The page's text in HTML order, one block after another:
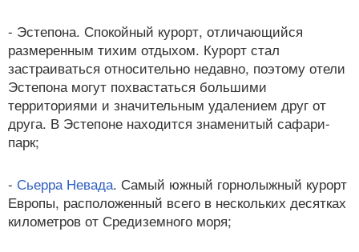
- Эстепона. Спокойный курорт, отличающийся
размеренным тихим отдыхом. Курорт стал
застраиваться относительно недавно, поэтому отели
Эстепона могут похвастаться большими
территориями и значительным удалением друг от
друга. В Эстепоне находится знаменитый сафари-
парк;
- Сьерра Невада. Самый южный горнолыжный курорт
Европы, расположенный всего в нескольких десятках
километров от Средиземного моря;